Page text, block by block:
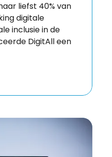
liefst 40% van
digitale
inclusie in de
DigitAll een